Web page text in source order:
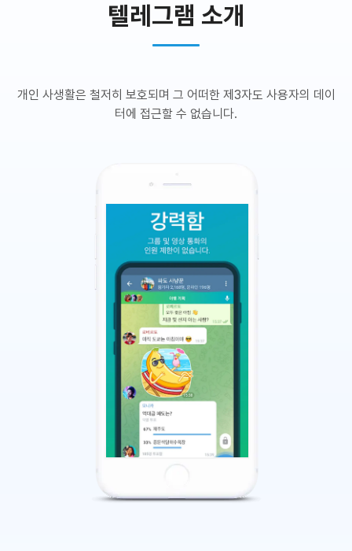
텔레그램 소개
개인 사생활은 철저히 보호되며 그 어떠한 제3자도 사용자의 데이
터에 접근할 수 없습니다.